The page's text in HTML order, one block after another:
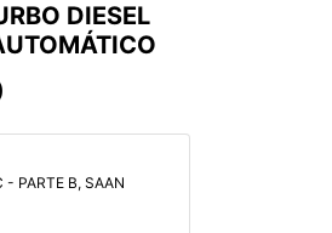
DIESEL
PARTE B, SAAN